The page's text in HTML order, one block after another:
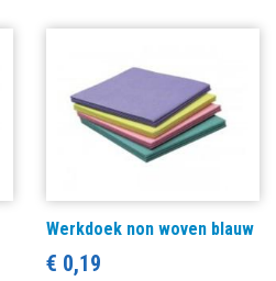
Werkdoek non woven blauw
€ 0,19